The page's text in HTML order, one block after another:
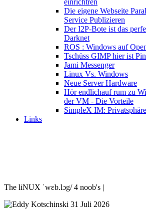
einrichtren
Die eigene Webseite
Service Publizieren
Der I2P-Bote ist das
Darknet
ROS : Windows auf
Tschüss GIMP hier ist
Jami Messenger
Linux Vs. Windows
Neue Server Hardware
Hör endlichauf rum zu
der VM - Die Vorteile
SimpleX IM:
Links
The liNUX ˈwɛb.lɔg/ 4 noob's |
31 Juli 2026